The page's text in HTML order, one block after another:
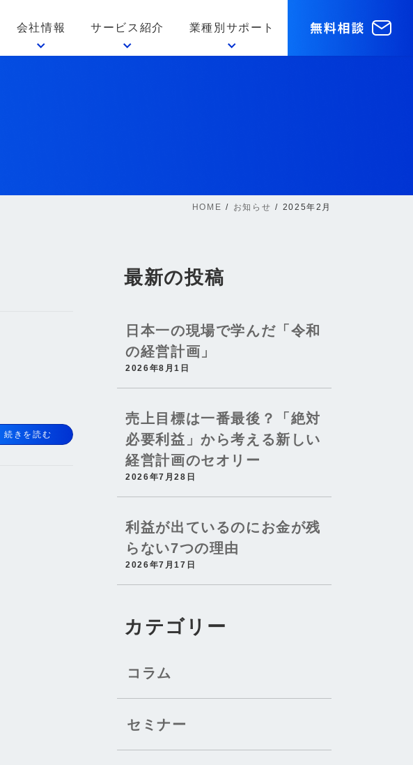
会社情報 サービス紹介 業種別サポート
HOME お知らせ 2025年2月
続きを読む
最新の投稿
日本一の現場で学んだ「令和
の経営計画」
2026年8月1日
売上目標は一番最後？「絶対
必要利益」から考える新しい
経営計画のセオリー
2026年7月28日
利益が出ているのにお金が残
らない7つの理由
2026年7月17日
カテゴリー
コラム
セミナー